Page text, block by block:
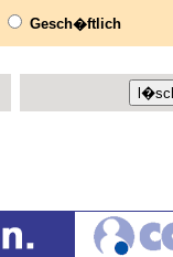
Gesch�ftlich